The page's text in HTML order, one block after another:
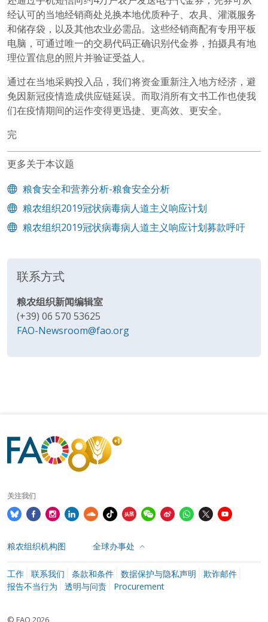
经认可的当地经销商处兑换本地优质种子、农具、灌溉服务
和储存袋，以及其他农业必需品。这些经销商配有专用平板
电脑，可通过唯一的交易代码正确识别代金券，拍摄具有地
理位置信息的照片并验证受益人。
通过在当地采购投入品，我们将资金重新注入地方经济，避
免因新冠疫情造成供应链延误。而取消所有文书工作也使我
们在疫情期间的运作变得更迅捷、更高效、更安全。
完
更多关于本议题
粮食安全和营养分析-粮食安全分析
粮农组织2019冠状病毒病人道主义响应计划
粮农组织2019冠状病毒病人道主义响应计划募款呼吁
联系方式
粮农组织新闻编辑室
(+39) 06 570 53625
FAO-Newsroom@fao.org
关注我们
粮农组织机构图 全球办事处
工作 联系我们 条款和条件 数据保护与隐私声明
欺诈邮件
报告不当行为
透明与问责 Procurement
© FAO 2026